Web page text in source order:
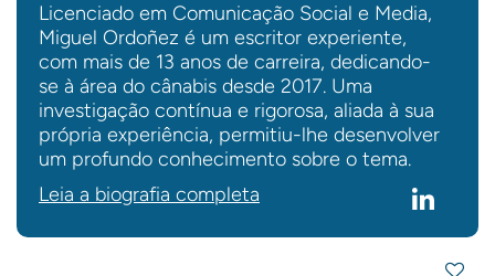
Licenciado em Comunicação Social e Media,
Miguel Ordoñez é um escritor experiente,
com mais de 13 anos de carreira, dedicando-
se à área do cânabis desde 2017. Uma
investigação contínua e rigorosa, aliada à sua
própria experiência, permitiu-lhe desenvolver
um profundo conhecimento sobre o tema.
Leia a biografia completa